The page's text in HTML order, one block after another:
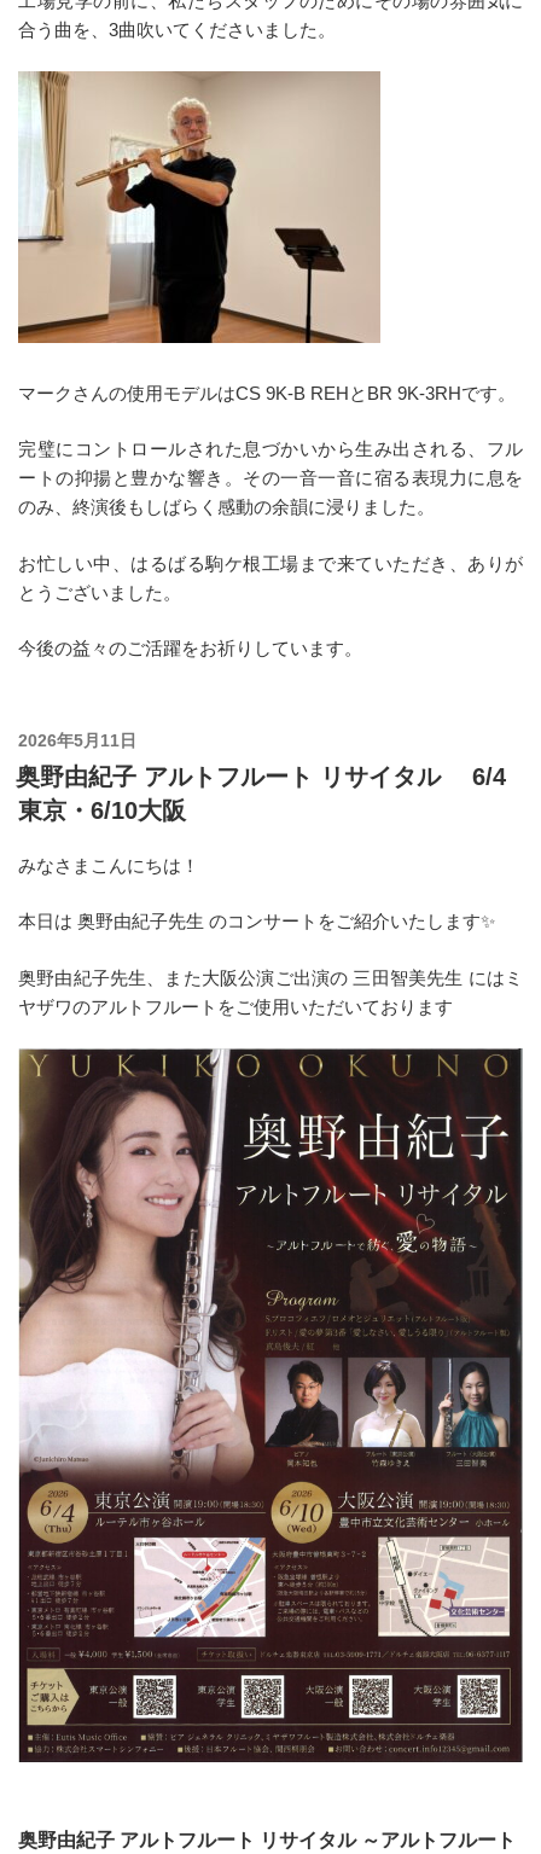
合う曲を、3曲吹いてくださいました。
マークさんの使用モデルはCS 9K-B REHとBR 9K-3RHです。
完璧にコントロールされた息づかいから生み出される、フル
ートの抑揚と豊かな響き。その一音一音に宿る表現力に息を
のみ、終演後もしばらく感動の余韻に浸りました。
お忙しい中、はるばる駒ケ根工場まで来ていただき、ありが
とうございました。
今後の益々のご活躍をお祈りしています。
投
稿
日:
2026年5月11日
奥野由紀子 アルトフルート リサイタル 6/4
東京・6/10大阪
みなさまこんにちは！
本日は 奥野由紀子先生 のコンサートをご紹介いたします✨
奥野由紀子先生、また大阪公演ご出演の 三田智美先生 にはミ
ヤザワのアルトフルートをご使用いただいております
奥野由紀子 アルトフルート リサイタル ～アルトフルート